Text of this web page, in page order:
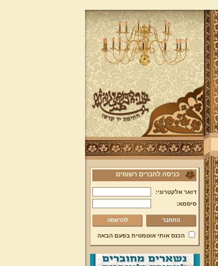
כניסה לחברים רשומים
דואר אלקטרוני:
סיסמא:
להרשמה
הכנס אותי אוטמטית בפעם הבאה